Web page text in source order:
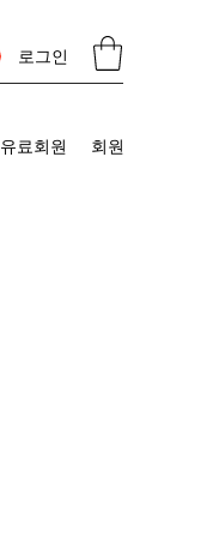
로그인
유료회원 회원